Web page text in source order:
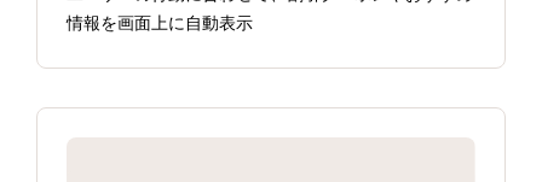
情報を画面上に自動表示